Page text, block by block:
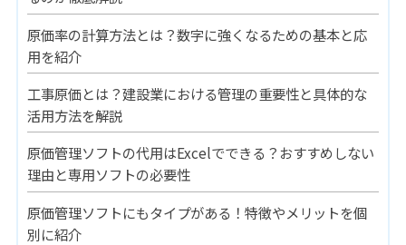
原価率の計算方法とは？数字に強くなるための基本と応
用を紹介
工事原価とは？建設業における管理の重要性と具体的な
活用方法を解説
原価管理ソフトの代用はExcelでできる？おすすめしない
理由と専用ソフトの必要性
原価管理ソフトにもタイプがある！特徴やメリットを個
別に紹介